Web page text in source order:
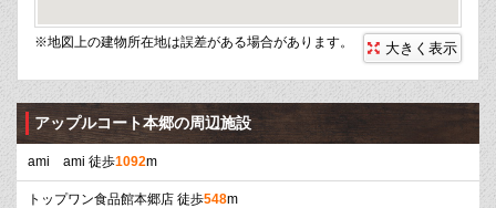
※地図上の建物所在地は誤差がある場合があります。 大きく表示
アップルコート本郷の周辺施設
ami ami 徒歩1092m
トップワン食品館本郷店 徒歩548m